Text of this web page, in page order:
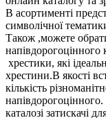
В асортименті
символічної
Також ,можете
напівдорогоцінного
хрестики, які
хрестини.В якості
кількість
каталозі затискачі